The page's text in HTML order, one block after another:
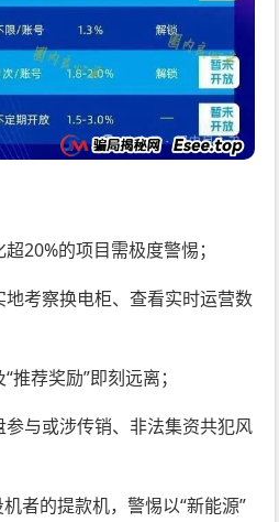
20%的项目需极度警惕；
考察换电柜、查看实时运营数
推荐奖励”即刻远离；
与或涉传销、非法集资共犯风
者的提款机，警惕以“新能源”